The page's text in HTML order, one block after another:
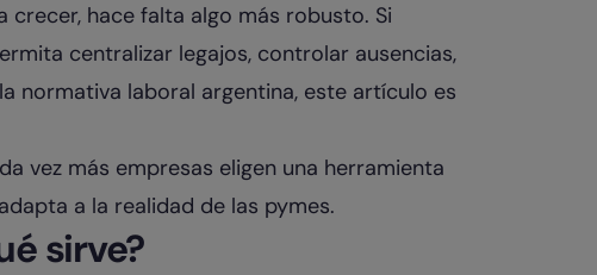
hace falta algo más robusto. Si
centralizar legajos, controlar ausencias,
normativa laboral argentina, este artículo es
vez más empresas eligen una herramienta
a la realidad de las pymes.
sirve?